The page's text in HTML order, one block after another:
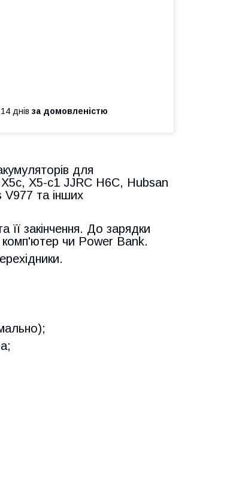
днів за домовленістю
для
X5-c1 JJRC H6C, Hubsan
та інших
її закінчення. До зарядки
чи Power Bank.